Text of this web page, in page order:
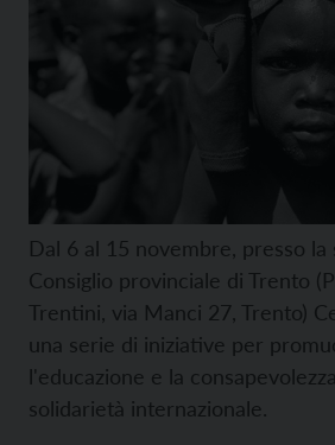
Dal 6 al 15 novembre, presso la
Consiglio provinciale di Trento
Trentini, via Manci 27, Trento)
una serie di iniziative per
l'educazione e la
solidarietà internazionale.